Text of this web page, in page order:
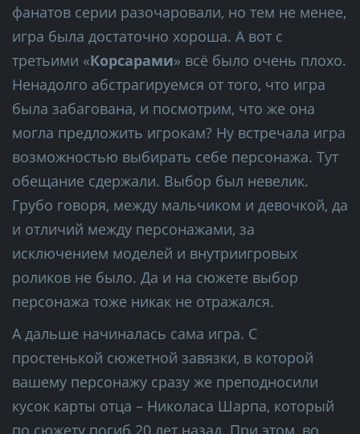
фанатов серии разочаровали, но тем не менее,
игра была достаточно хороша. А вот с
третьими «Корсарами» всё было очень плохо.
Ненадолго абстрагируемся от того, что игра
была забагована, и посмотрим, что же она
могла предложить игрокам? Ну встречала игра
возможностью выбирать себе персонажа. Тут
обещание сдержали. Выбор был невелик.
Грубо говоря, между мальчиком и девочкой, да
и отличий между персонажами, за
исключением моделей и внутриигровых
роликов не было. Да и на сюжете выбор
персонажа тоже никак не отражался.
А дальше начиналась сама игра. С
простенькой сюжетной завязки, в которой
вашему персонажу сразу же преподносили
кусок карты отца – Николаса Шарпа, который
по сюжету погиб 20 лет назад. При этом, во